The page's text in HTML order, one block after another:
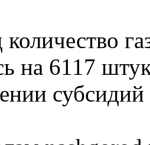
количество
на 6117